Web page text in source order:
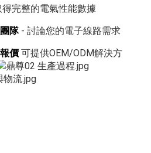
完整的電氣性能數據
隊- 討論您的電子線路需求
價可提供OEM/ODM解決方